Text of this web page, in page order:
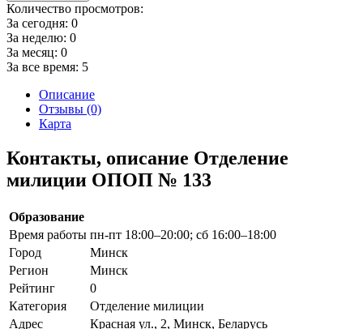
Количество просмотров:
За сегодня: 0
За неделю: 0
За месяц: 0
За все время: 5
Описание
Отзывы (0)
Карта
Контакты, описание Отделение
милиции ОПОП № 133
Образование
Время работы пн-пт 18:00–20:00; сб 16:00–18:00
Город
Минск
Регион
Минск
Рейтинг
0
Категория
Отделение милиции
Адрес
Красная ул., 2, Минск, Беларусь